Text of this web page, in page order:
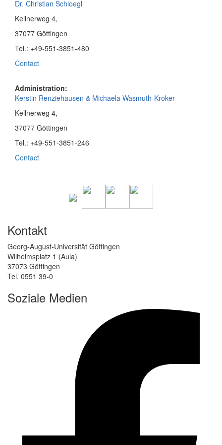
Dr. Christian Schloegl
Kellnerweg 4,
37077 Göttingen
Tel.: +49-551-3851-480
Contact
Administration:
Kerstin Renziehausen & Michaela Wasmuth-Kroker
Kellnerweg 4,
37077 Göttingen
Tel.: +49-551-3851-246
Contact
Kontakt
Georg-August-Universität Göttingen
Wilhelmsplatz 1 (Aula)
37073 Göttingen
Tel. 0551 39-0
Soziale Medien